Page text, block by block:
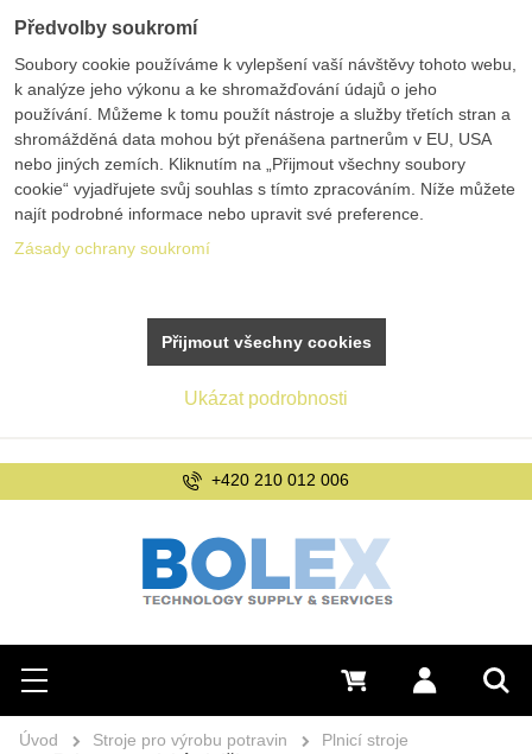
Hledat
Menu Přihlásit se
0 Kč
info@bolex.cz
Úvod Stroje pro výrobu potravin
Plnicí stroje
Předvolby soukromí
Soubory cookie používáme k vylepšení vaší návštěvy tohoto webu,
k analýze jeho výkonu a ke shromažďování údajů o jeho
používání. Můžeme k tomu použít nástroje a služby třetích stran a
shromážděná data mohou být přenášena partnerům v EU, USA
nebo jiných zemích. Kliknutím na „Přijmout všechny soubory
cookie“ vyjadřujete svůj souhlas s tímto zpracováním. Níže můžete
najít podrobné informace nebo upravit své preference.
Zásady ochrany soukromí
Ukázat podrobnosti
Přijmout všechny cookies